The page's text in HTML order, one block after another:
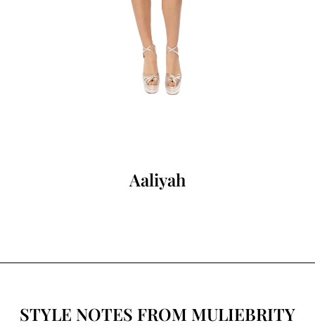
Aaliyah
STYLE NOTES FROM MULIEBRITY